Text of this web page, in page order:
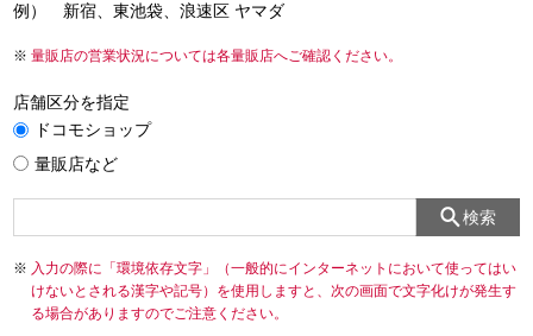
例） 新宿、東池袋、浪速区 ヤマダ
量販店の営業状況については各量販店へご確認ください。
店舗区分を指定
ドコモショップ
量販店など
検索
入力の際に「環境依存文字」（一般的にインターネットにおいて使ってはい
けないとされる漢字や記号）を使用しますと、次の画面で文字化けが発生す
る場合がありますのでご注意ください。